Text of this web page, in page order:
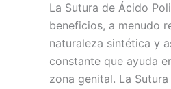
La Sutura de Ácido
beneficios, a menudo
naturaleza sintética y
constante que ayuda
zona genital. La